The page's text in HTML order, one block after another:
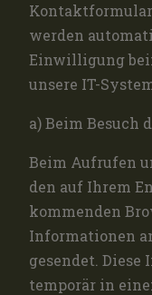
Kontaktformular
werden
Einwilligung
unsere IT-
a) Beim Besuch
Beim Aufrufen
den auf Ihrem
kommenden
Informationen
gesendet.
temporär in